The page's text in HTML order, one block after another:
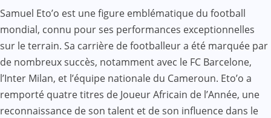
Samuel Eto’o est une figure emblématique du football
mondial, connu pour ses performances exceptionnelles
sur le terrain. Sa carrière de footballeur a été marquée par
de nombreux succès, notamment avec le FC Barcelone,
l’Inter Milan, et l’équipe nationale du Cameroun. Eto’o a
remporté quatre titres de Joueur Africain de l’Année, une
reconnaissance de son talent et de son influence dans le